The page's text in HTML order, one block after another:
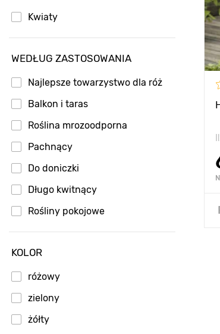
Kwiaty
WEDŁUG ZASTOSOWANIA
Najlepsze towarzystwo dla róż
Balkon i taras
Roślina mrozoodporna
Pachnący
Do doniczki
Długo kwitnący
Rośliny pokojowe
KOLOR
różowy
zielony
żółty